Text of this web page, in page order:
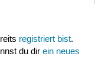
registriert bist.
du dir ein neues